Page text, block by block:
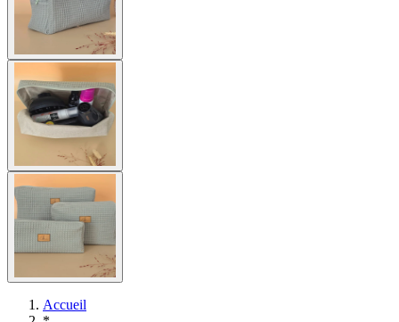
Accueil